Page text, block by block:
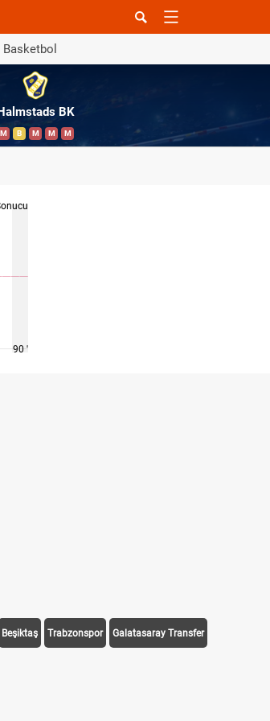
Basketbol
BK
M B M M M
90 '
Beşiktaş Trabzonspor Galatasaray Transfer